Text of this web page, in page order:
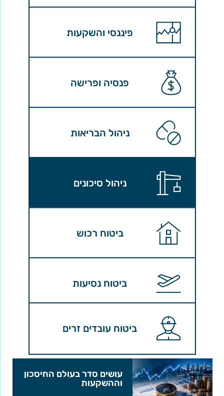
פיננסי והשקעות
פנסיה ופרישה
ניהול הבריאות
ניהול סיכונים
ביטוח רכוש
ביטוח נסיעות
ביטוח עובדים זרים
עושים סדר בעולם החיסכון
וההשקעות